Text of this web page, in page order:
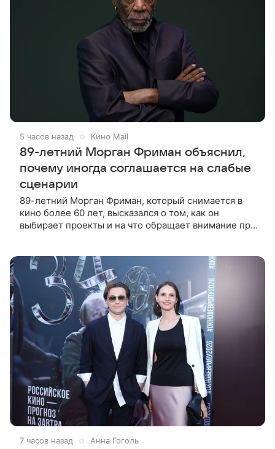
5 часов назад Кино Mail
89-летний Морган Фриман объяснил,
почему иногда соглашается на слабые
сценарии
89-летний Морган Фриман, который снимается в
кино более 60 лет, высказался о том, как он
выбирает проекты и на что обращает внимание при
7 часов назад Анна Гоголь